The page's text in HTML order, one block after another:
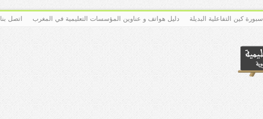
سبورة كين التفاعلية البديلة دليل هواتف و عناوين المؤسسات التعليمية في المغرب اتصل بنا